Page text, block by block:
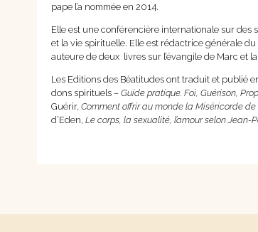
pape l’a nommée en 2014.
Elle est une conférencière internationale sur des
et la vie spirituelle. Elle est rédactrice générale
auteure de deux livres sur l’évangile de Marc et
Les Editions des Béatitudes ont traduit et publié
dons spirituels – Guide pratique. Foi, Guérison,
Guérir, Comment offrir au monde la Miséricorde de
d’Eden, Le corps, la sexualité, l’amour selon Jean-